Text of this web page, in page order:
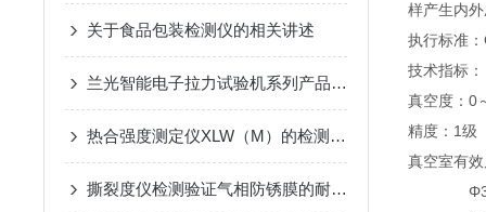
关于食品包装检测仪的相关讲述
兰光智能电子拉力试验机系列产品的技术参数介绍
热合强度测定仪XLW（M）的检测案例分享
撕裂度仪检测验证气相防锈膜的耐撕裂性能
样产生内
执行标准
技术指标：
真空度：0
精度：1级
真空室有
Φ360